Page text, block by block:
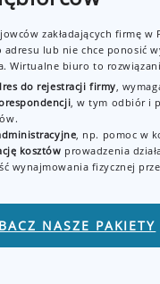
zakładających firmę w
adresu lub nie chce ponosić
Wirtualne biuro to
do rejestracji firmy,
, w tym odbiór i
, np. pomoc w
kosztów prowadzenia
wynajmowania fizycznej
NASZE PAKIETY